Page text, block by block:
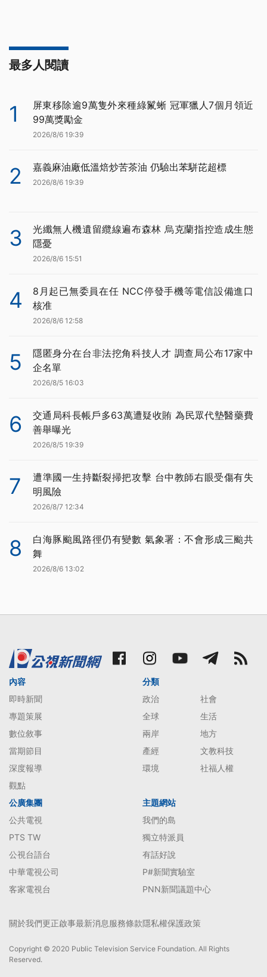
最多人閱讀
1
屏東移除逾9萬隻外來種綠鬣蜥 冠軍獵人7個月領近
99萬獎勵金
2026/8/6 19:39
2 嘉義麻油廠低溫焙炒苦茶油 仍驗出苯駢芘超標
2026/8/6 19:39
3
光纖無人機遺留纜線遍布森林 烏克蘭指控造成生態
隱憂
2026/8/6 15:51
4
8月起已無委員在任 NCC停發手機等電信設備進口
核准
2026/8/6 12:58
5
隱匿身分在台非法挖角科技人才 調查局公布17家中
企名單
2026/8/5 16:03
6
交通局科長帳戶多63萬遭疑收賄 為民眾代墊醫藥費
善舉曝光
2026/8/5 19:39
7
遭準國一生持斷裂掃把攻擊 台中教師右眼受傷有失
明風險
2026/8/7 12:34
8
白海豚颱風路徑仍有變數 氣象署：不會形成三颱共
舞
2026/8/6 13:02
內容
即時新聞
專題策展
數位敘事
當期節目
深度報導
觀點
分類
政治
社會
全球
生活
兩岸
地方
產經
文教科技
環境
社福人權
公廣集團
公共電視
PTS TW
公視台語台
中華電視公司
客家電視台
主題網站
我們的島
獨立特派員
有話好說
P#新聞實驗室
PNN新聞議題中心
關於我們更正啟事最新消息服務條款隱私權保護政策
Copyright © 2020 Public Television Service Foundation. All Rights
Reserved.